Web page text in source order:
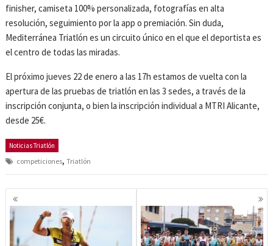
finisher, camiseta 100% personalizada, fotografías en alta
resolución, seguimiento por la app o premiación. Sin duda,
Mediterránea Triatlón es un circuito único en el que el deportista es
el centro de todas las miradas.
El próximo jueves 22 de enero a las 17h estamos de vuelta con la
apertura de las pruebas de triatlón en las 3 sedes, a través de la
inscripción conjunta, o bien la inscripción individual a MTRI Alicante,
desde 25€.
Noticias Triatlón
competiciones,Triatlón
Navegación
de
entradas